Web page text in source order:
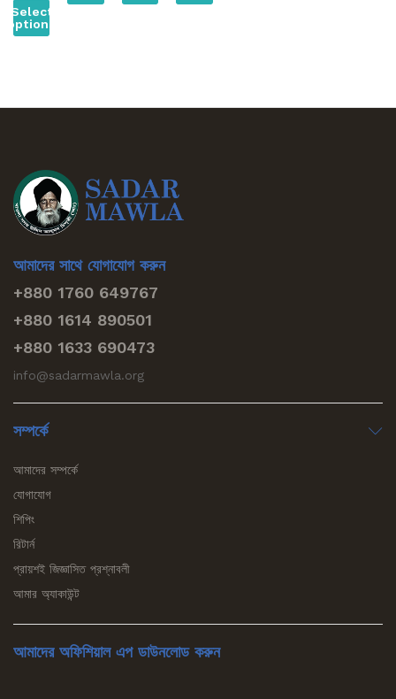
Select
options
আমাদের সাথে যোগাযোগ করুন
+880 1760 649767
+880 1614 890501
+880 1633 690473
info@sadarmawla.org
সম্পর্কে
আমাদের সম্পর্কে
যোগাযোগ
শিপিং
রিটার্ন
প্রায়শই জিজ্ঞাসিত প্রশ্নাবলী
আমার অ্যাকাউন্ট
আমাদের অফিশিয়াল এপ ডাউনলোড করুন